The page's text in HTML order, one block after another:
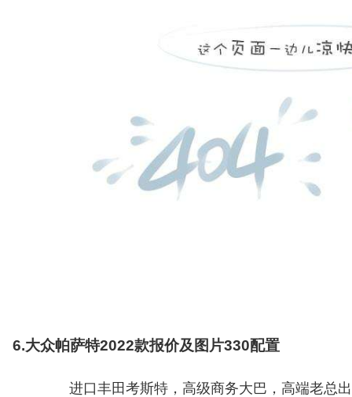
6.大众帕萨特2022款报价及图片330配置
进口丰田考斯特，高级商务大巴，高端老总出